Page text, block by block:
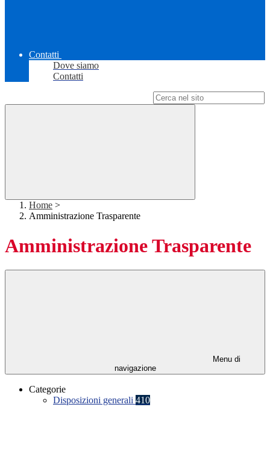
Contatti
Dove siamo
Contatti
Home >
Amministrazione Trasparente
Amministrazione Trasparente
Menu di
navigazione
Categorie
Disposizioni generali 410